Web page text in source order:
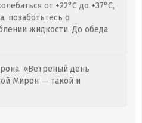
от +22°C до +37°C,
позаботьтесь о
жидкости. До обеда
«Ветреный день
Мирон — такой и